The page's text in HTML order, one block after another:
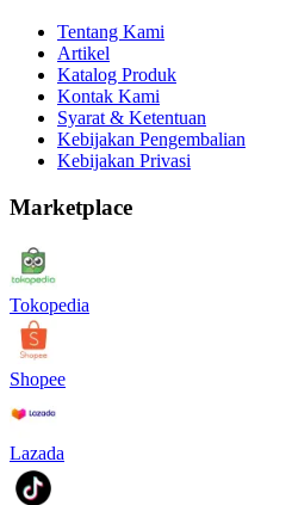
Tentang Kami
Artikel
Katalog Produk
Kontak Kami
Syarat & Ketentuan
Kebijakan Pengembalian
Kebijakan Privasi
Marketplace
Tokopedia
Shopee
Lazada